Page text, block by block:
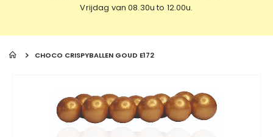
Vrijdag van 08.30u to 12.00u.
CHOCO CRISPYBALLEN GOUD E172